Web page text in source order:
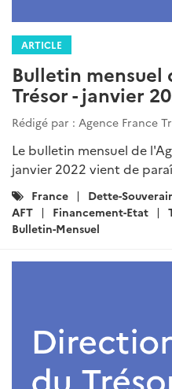
ARTICLE
Bulletin mensuel
Trésor - janvier
Rédigé par : Agence France
Le bulletin mensuel de
janvier 2022 vient de
Catégories
:
France Dette-
AFT
Financement-Etat
Bulletin-Mensuel